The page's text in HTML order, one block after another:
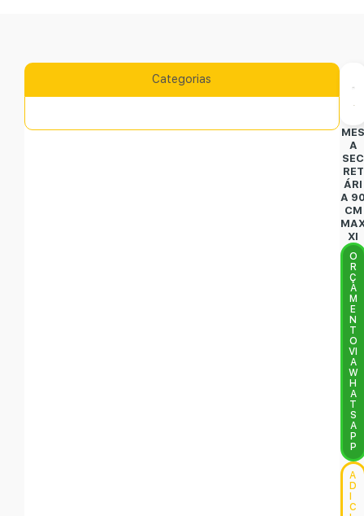
Categorias
A
SEC
RET
ÁRI
A
CM
XI
O
R
Ç
A
M
E
N
T
O
VI
A
W
H
A
T
S
A
P
P
A
D
C